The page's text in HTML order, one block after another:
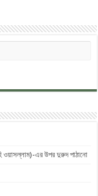
ওয়াসল্লাম)-এর উপর দুরুদ ‎পাঠানো